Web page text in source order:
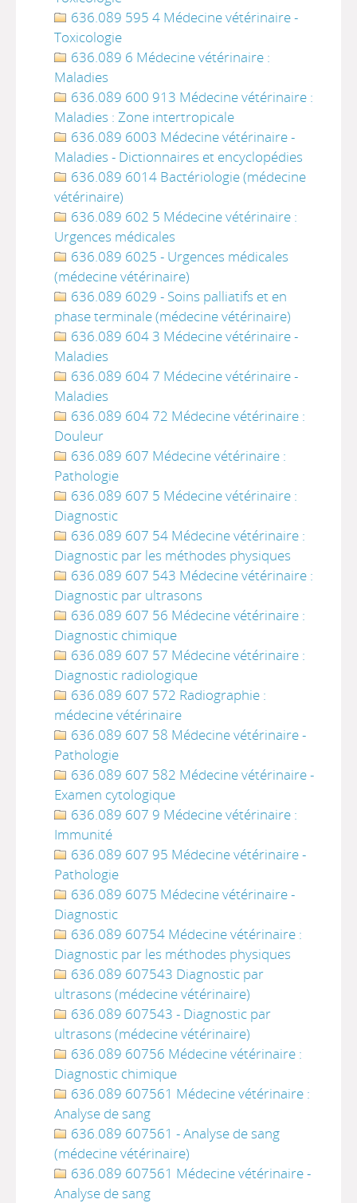
636.089 595 4 Médecine vétérinaire -
Toxicologie
636.089 6 Médecine vétérinaire :
Maladies
636.089 600 913 Médecine vétérinaire :
Maladies : Zone intertropicale
636.089 6003 Médecine vétérinaire -
Maladies - Dictionnaires et encyclopédies
636.089 6014 Bactériologie (médecine
vétérinaire)
636.089 602 5 Médecine vétérinaire :
Urgences médicales
636.089 6025 - Urgences médicales
(médecine vétérinaire)
636.089 6029 - Soins palliatifs et en
phase terminale (médecine vétérinaire)
636.089 604 3 Médecine vétérinaire -
Maladies
636.089 604 7 Médecine vétérinaire -
Maladies
636.089 604 72 Médecine vétérinaire :
Douleur
636.089 607 Médecine vétérinaire :
Pathologie
636.089 607 5 Médecine vétérinaire :
Diagnostic
636.089 607 54 Médecine vétérinaire :
Diagnostic par les méthodes physiques
636.089 607 543 Médecine vétérinaire :
Diagnostic par ultrasons
636.089 607 56 Médecine vétérinaire :
Diagnostic chimique
636.089 607 57 Médecine vétérinaire :
Diagnostic radiologique
636.089 607 572 Radiographie :
médecine vétérinaire
636.089 607 58 Médecine vétérinaire -
Pathologie
636.089 607 582 Médecine vétérinaire -
Examen cytologique
636.089 607 9 Médecine vétérinaire :
Immunité
636.089 607 95 Médecine vétérinaire -
Pathologie
636.089 6075 Médecine vétérinaire -
Diagnostic
636.089 60754 Médecine vétérinaire :
Diagnostic par les méthodes physiques
636.089 607543 Diagnostic par
ultrasons (médecine vétérinaire)
636.089 607543 - Diagnostic par
ultrasons (médecine vétérinaire)
636.089 60756 Médecine vétérinaire :
Diagnostic chimique
636.089 607561 Médecine vétérinaire :
Analyse de sang
636.089 607561 - Analyse de sang
(médecine vétérinaire)
636.089 607561 Médecine vétérinaire -
Analyse de sang